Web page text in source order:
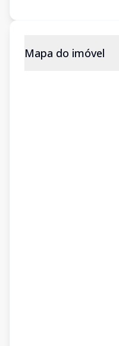
Mapa do imóvel